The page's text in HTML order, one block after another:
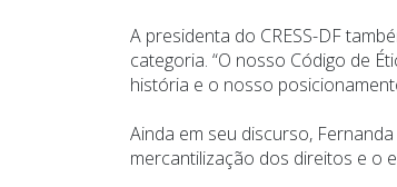
A presidenta do CRESS-DF
categoria. “O nosso Código de
história e o nosso
Ainda em seu discurso,
mercantilização dos direitos e o